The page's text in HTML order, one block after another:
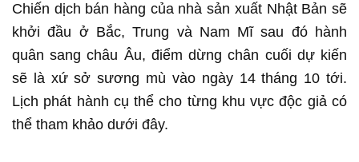
Chiến dịch bán hàng của nhà sản xuất Nhật Bản sẽ
khởi đầu ở Bắc, Trung và Nam Mĩ sau đó hành
quân sang châu Âu, điểm dừng chân cuối dự kiến
sẽ là xứ sở sương mù vào ngày 14 tháng 10 tới.
Lịch phát hành cụ thể cho từng khu vực độc giả có
thể tham khảo dưới đây.